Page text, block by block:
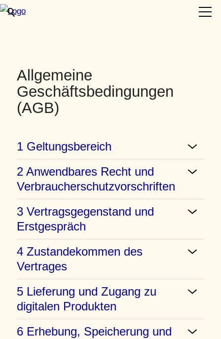
FAQ
Kursangebot
Kontakt
AGB
Impressum
Allgemeine
Geschäftsbedingungen
(AGB)
1 Geltungsbereich
2 Anwendbares Recht und
Verbraucherschutzvorschriften
3 Vertragsgegenstand und
Erstgespräch
4 Zustandekommen des
Vertrages
5 Lieferung und Zugang zu
digitalen Produkten
6 Erhebung, Speicherung und